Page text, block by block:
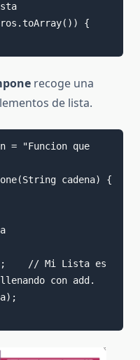
{
recoge una
de lista.
= "Funcion que
// Mi Lista es
con add.